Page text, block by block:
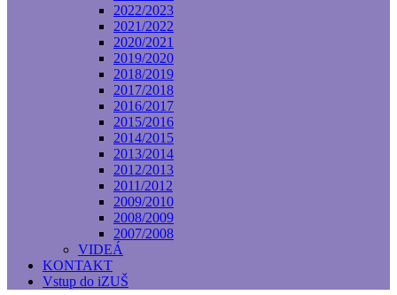
2022/2023
2021/2022
2020/2021
2019/2020
2018/2019
2017/2018
2016/2017
2015/2016
2014/2015
2013/2014
2012/2013
2011/2012
2009/2010
2008/2009
2007/2008
VIDEÁ
KONTAKT
Vstup do iZUŠ